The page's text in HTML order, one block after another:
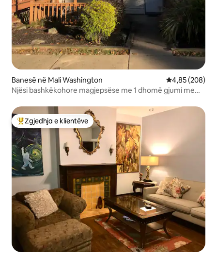
Banesë në Mali Washington Vlerësimi
4,85 (208)
Njësi bashkëkohore magjepsëse me 1 dhomë gjumi me
Më të mirat e zgjedhjeve të klientëve
Zgjedhja e klientëve